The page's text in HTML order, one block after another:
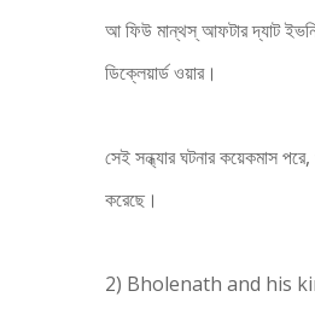
আ ফিউ মান্‌থস্ আফটার দ্যাট
ডিক্লেয়ার্ড ওয়ার।
সেই সন্ধ্যার ঘটনার কয়েকমাস
করেছে।
2) Bholenath and his